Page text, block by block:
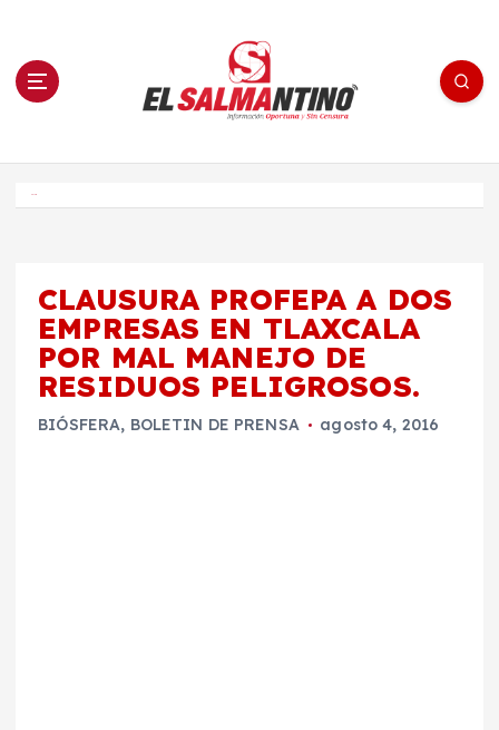
n El Salmantino - medios/noticias/editorial
CLAUSURA PROFEPA A DOS
EMPRESAS EN TLAXCALA
POR MAL MANEJO DE
RESIDUOS PELIGROSOS.
BIÓSFERA, BOLETIN DE PRENSA agosto 4, 2016